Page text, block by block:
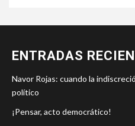
ENTRADAS
Navor Rojas: cuando la
político
¡Pensar, acto democrático!